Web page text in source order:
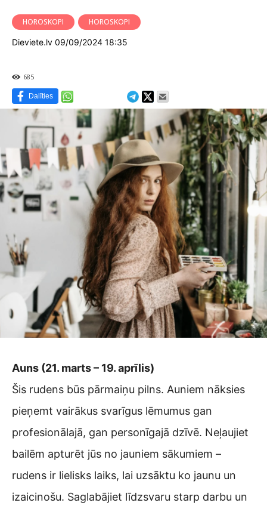
HOROSKOPI
HOROSKOPI
Dieviete.lv 09/09/2024 18:35
685
Dalīties
Auns (21. marts – 19. aprīlis)
Šis rudens būs pārmaiņu pilns. Auniem nāksies
pieņemt vairākus svarīgus lēmumus gan
profesionālajā, gan personīgajā dzīvē. Neļaujiet
bailēm apturēt jūs no jauniem sākumiem –
rudens ir lielisks laiks, lai uzsāktu ko jaunu un
izaicinošu. Saglabājiet līdzsvaru starp darbu un